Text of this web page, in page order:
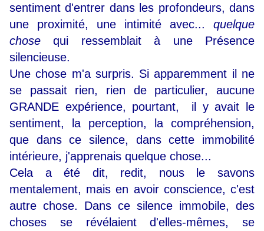
sentiment d'entrer dans les profondeurs, dans
une proximité, une intimité avec... quelque
chose qui ressemblait à une Présence
silencieuse.
Une chose m'a surpris. Si apparemment il ne
se passait rien, rien de particulier, aucune
GRANDE expérience, pourtant, il y avait le
sentiment, la perception, la compréhension,
que dans ce silence, dans cette immobilité
intérieure, j'apprenais quelque chose...
Cela a été dit, redit, nous le savons
mentalement, mais en avoir conscience, c'est
autre chose. Dans ce silence immobile, des
choses se révélaient d'elles-mêmes, se